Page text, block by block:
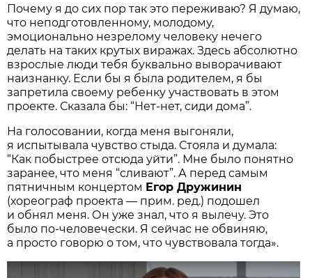
Почему я до сих пор так это переживаю? Я думаю,
что неподготовленному, молодому,
эмоционально незрелому человеку нечего
делать на таких крутых виражах. Здесь абсолютно
взрослые люди тебя буквально выворачивают
наизнанку. Если бы я была родителем, я бы
запретила своему ребенку участвовать в этом
проекте. Сказала бы: “Нет-нет, сиди дома”.
На голосовании, когда меня выгоняли,
я испытывала чувство стыда. Стояла и думала:
“Как побыстрее отсюда уйти”. Мне было понятно
заранее, что меня “сливают”. А перед самым
пятничным концертом Егор Дружинин
(хореограф проекта — прим. ред.) подошел
и обнял меня. Он уже знал, что я вылечу. Это
было по-человечески. Я сейчас не обвиняю,
а просто говорю о том, что чувствовала тогда».